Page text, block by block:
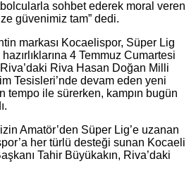
sohbet ederek moral veren
güvenimiz tam” dedi.
markası Kocaelispor, Süper Lig
4 Temmuz Cumartesi
Riva Hasan Doğan Milli
Tesisleri’nde devam eden yeni
tempo ile sürerken, kampın bugün
Amatör’den Süper Lig’e uzanan
her türlü desteği sunan Kocaeli
Tahir Büyükakın, Riva’daki